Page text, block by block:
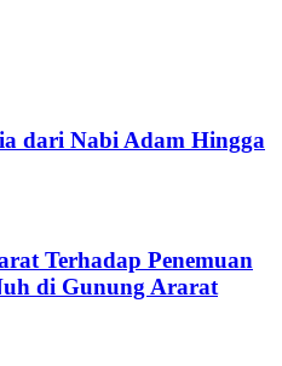
dari Nabi Adam Hingga
Terhadap Penemuan
di Gunung Ararat